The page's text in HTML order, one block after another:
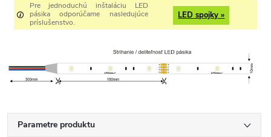
Pre jednoduchú inštaláciu LED
pásika odporúčame nasledujúce
príslušenstvo.
LED spojky »
Parametre produktu